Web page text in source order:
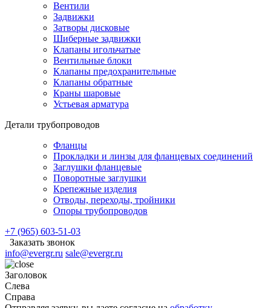
Вентили
Задвижки
Затворы дисковые
Шиберные задвижки
Клапаны игольчатые
Вентильные блоки
Клапаны предохранительные
Клапаны обратные
Краны шаровые
Устьевая арматура
Детали трубопроводов
Фланцы
Прокладки и линзы для фланцевых соединений
Заглушки фланцевые
Поворотные заглушки
Крепежные изделия
Отводы, переходы, тройники
Опоры трубопроводов
+7 (965) 603-51-03
Заказать звонок
info@evergr.ru sale@evergr.ru
Заголовок
Слева
Справа